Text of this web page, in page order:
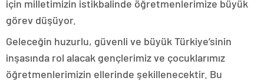
için milletimizin istikbalinde öğretmenlerimize büyük
görev düşüyor.
Geleceğin huzurlu, güvenli ve büyük Türkiye’sinin
inşasında rol alacak gençlerimiz ve çocuklarımız
öğretmenlerimizin ellerinde şekillenecektir. Bu